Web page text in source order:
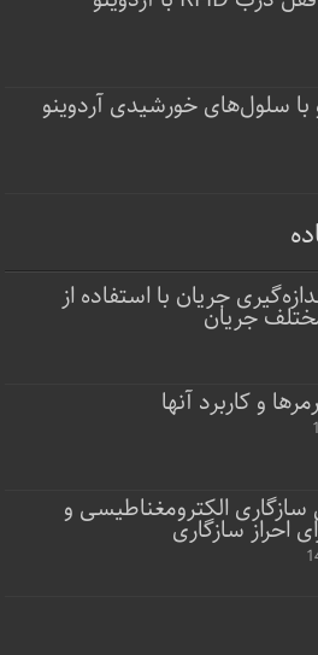
با سلول‌های خورشیدی آردوینو
جریان با استفاده از
جریان
و کاربرد آنها
سازگاری الکترومغناطیسی و
احراز سازگاری